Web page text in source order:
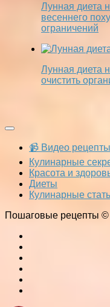
Лунная диета
весеннего
ограничений
Лунная диета
очистить
📹 Видео рецепты
Кулинарные
Красота и
Диеты
Кулинарные
Пошаговые рецепты